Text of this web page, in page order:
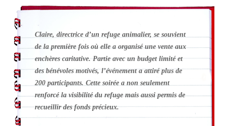
Claire, directrice d’un refuge animalier, se souvient
de la première fois où elle a organisé une vente aux
enchères caritative. Partie avec un budget limité et
des bénévoles motivés, l’événement a attiré plus de
200 participants. Cette soirée a non seulement
renforcé la visibilité du refuge mais aussi permis de
recueillir des fonds précieux.